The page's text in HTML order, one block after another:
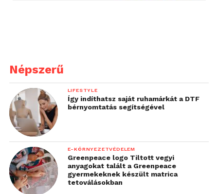
Népszerű
LIFESTYLE
Így indíthatsz saját ruhamárkát a DTF
bérnyomtatás segítségével
E-KÖRNYEZETVÉDELEM
Greenpeace logo Tiltott vegyi
anyagokat talált a Greenpeace
gyermekeknek készült matrica
tetoválásokban